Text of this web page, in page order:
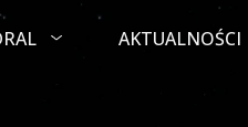
AKTUALNOŚCI